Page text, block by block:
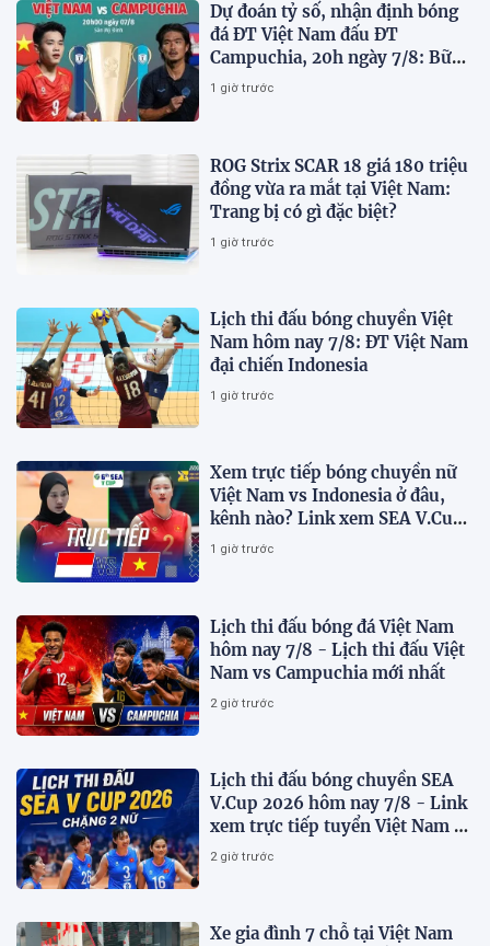
Dự đoán tỷ số, nhận định bóng
đá ĐT Việt Nam đấu ĐT
Campuchia, 20h ngày 7/8: Bữa
tiệc bàn thắng tại Mỹ Đình
1 giờ trước
ROG Strix SCAR 18 giá 180 triệu
đồng vừa ra mắt tại Việt Nam:
Trang bị có gì đặc biệt?
1 giờ trước
Lịch thi đấu bóng chuyền Việt
Nam hôm nay 7/8: ĐT Việt Nam
đại chiến Indonesia
1 giờ trước
Xem trực tiếp bóng chuyền nữ
Việt Nam vs Indonesia ở đâu,
kênh nào? Link xem SEA V.Cup
2026 mới nhất
1 giờ trước
Lịch thi đấu bóng đá Việt Nam
hôm nay 7/8 - Lịch thi đấu Việt
Nam vs Campuchia mới nhất
2 giờ trước
Lịch thi đấu bóng chuyền SEA
V.Cup 2026 hôm nay 7/8 - Link
xem trực tiếp tuyển Việt Nam vs
Indonesia
2 giờ trước
Xe gia đình 7 chỗ tại Việt Nam